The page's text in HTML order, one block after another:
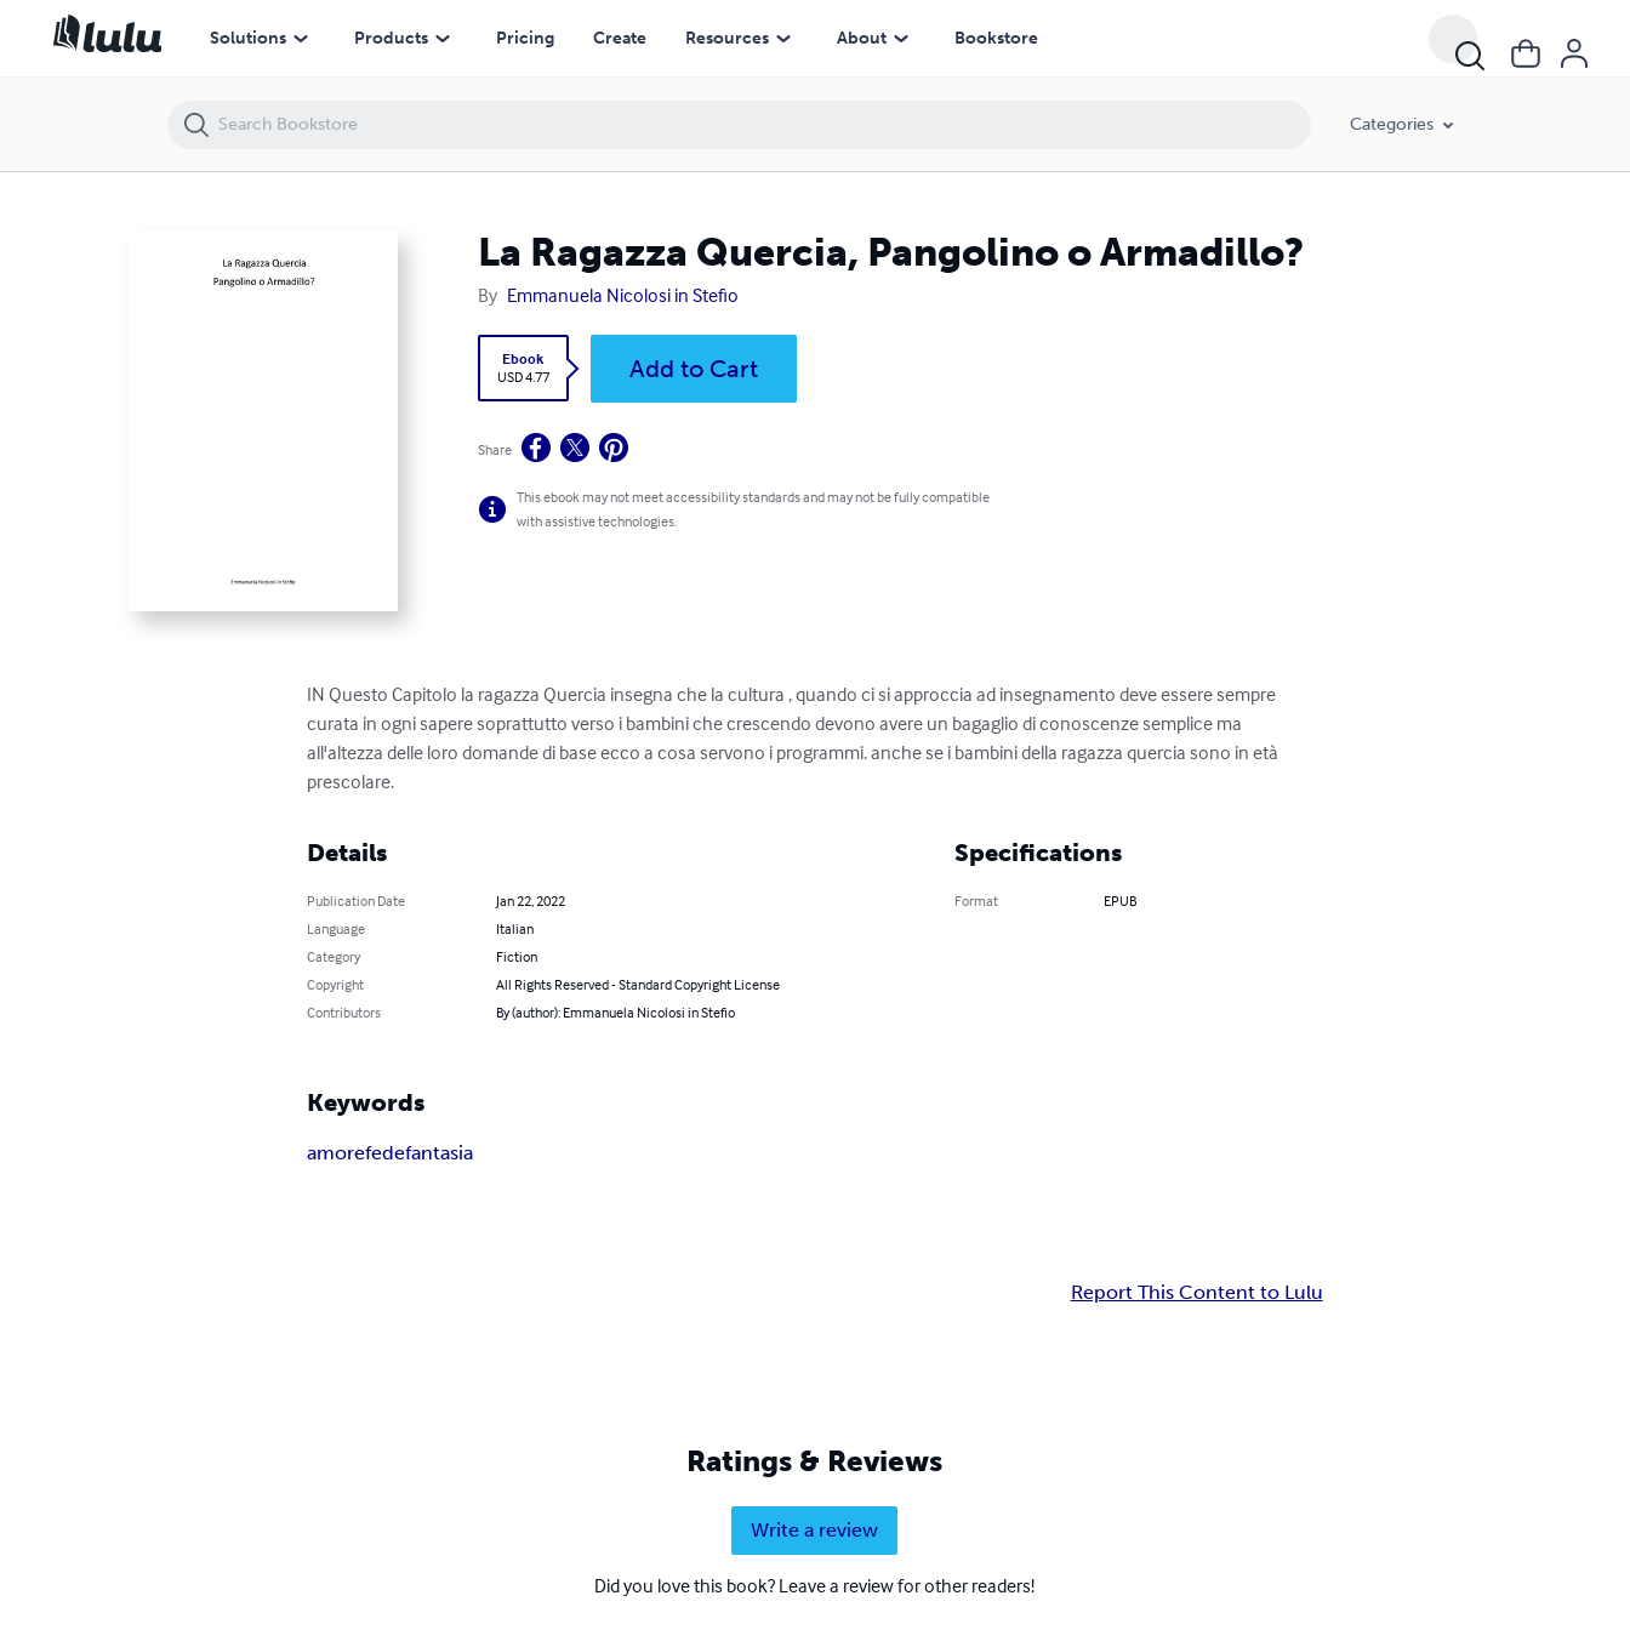
Solutions Products Pricing Create Resources About Bookstore
Categories
La Ragazza Quercia, Pangolino o Armadillo?
By Emmanuela Nicolosi in Stefio
Ebook
USD 4.77
Add to Cart
Share
This ebook may not meet accessibility standards and may not be fully compatible
with assistive technologies.
IN Questo Capitolo la ragazza Quercia insegna che la cultura , quando ci si approccia ad insegnamento deve essere sempre
curata in ogni sapere soprattutto verso i bambini che crescendo devono avere un bagaglio di conoscenze semplice ma
all'altezza delle loro domande di base ecco a cosa servono i programmi. anche se i bambini della ragazza quercia sono in età
prescolare.
Details
Publication Date
Jan 22, 2022
Language
Italian
Category
Fiction
Copyright
All Rights Reserved - Standard Copyright License
Contributors
By (author): Emmanuela Nicolosi in Stefio
Specifications
Format EPUB
Keywords
amorefedefantasia
Report This Content to Lulu
Ratings & Reviews
Write a review
Did you love this book? Leave a review for other readers!
La Ragazza Quercia, Pangolino o Armadillo?